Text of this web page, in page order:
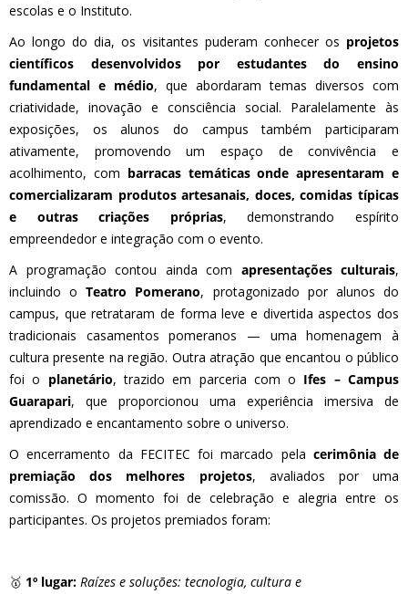
escolas e o Instituto.
Ao longo do dia, os visitantes puderam conhecer os projetos
científicos desenvolvidos por estudantes do ensino
fundamental e médio, que abordaram temas diversos com
criatividade, inovação e consciência social. Paralelamente às
exposições, os alunos do campus também participaram
ativamente, promovendo um espaço de convivência e
acolhimento, com barracas temáticas onde apresentaram e
comercializaram produtos artesanais, doces, comidas típicas
e outras criações próprias, demonstrando espírito
empreendedor e integração com o evento.
A programação contou ainda com apresentações culturais,
incluindo oTeatro Pomerano, protagonizado por alunos do
campus, que retrataram de forma leve e divertida aspectos dos
tradicionais casamentos pomeranos — uma homenagem à
cultura presente na região. Outra atração que encantou o público
foi o planetário, trazido em parceria com o Ifes – Campus
Guarapari, que proporcionou uma experiência imersiva de
aprendizado e encantamento sobre o universo.
O encerramento da FECITEC foi marcado pela cerimônia de
premiação dos melhores projetos, avaliados por uma
comissão. O momento foi de celebração e alegria entre os
participantes. Os projetos premiados foram:
🥇 1º lugar: Raízes e soluções: tecnologia, cultura e